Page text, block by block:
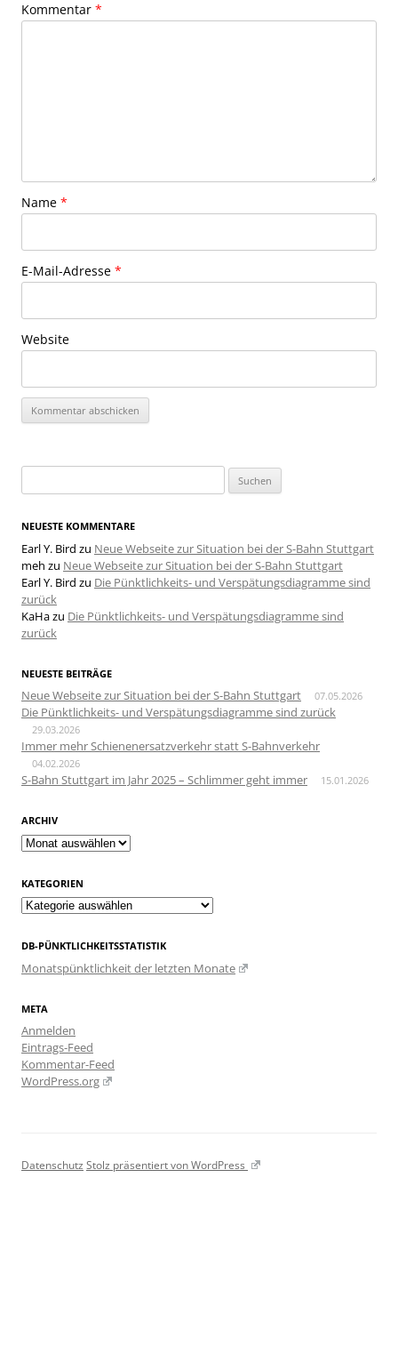
Kommentar *
Name *
E-Mail-Adresse *
Website
nach:
NEUESTE KOMMENTARE
Earl Y. Bird zu Neue Webseite zur Situation bei der S-Bahn Stuttgart
meh zu Neue Webseite zur Situation bei der S-Bahn Stuttgart
Earl Y. Bird zu Die Pünktlichkeits- und Verspätungsdiagramme sind
zurück
KaHazu Die Pünktlichkeits- und Verspätungsdiagramme sind
zurück
NEUESTE BEITRÄGE
Neue Webseite zur Situation bei der S-Bahn Stuttgart 07.05.2026
Die Pünktlichkeits- und Verspätungsdiagramme sind zurück
29.03.2026
Immer mehr Schienenersatzverkehr statt S-Bahnverkehr
04.02.2026
S-Bahn Stuttgart im Jahr 2025 – Schlimmer geht immer 15.01.2026
ARCHIV
Archiv
KATEGORIEN
Kategorien
DB-PÜNKTLICHKEITSSTATISTIK
Monatspünktlichkeit der letzten Monate
META
Anmelden
Eintrags-Feed
Kommentar-Feed
WordPress.org
Datenschutz Stolz präsentiert von WordPress